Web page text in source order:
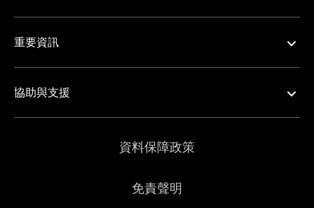
重要資訊
協助與支援
資料保障政策
免責聲明